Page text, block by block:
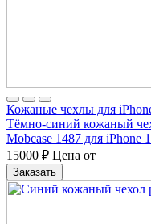
Кожаные чехлы для
Тёмно-синий кожаный
Mobcase 1487 для iPhone
15000 ₽ Цена от
Заказать